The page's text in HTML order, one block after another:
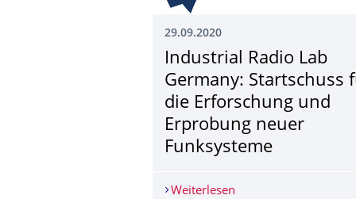
29.09.2020
Industrial Radio Lab
Germany: Startschuss
die Erforschung und
Erprobung neuer
Funksysteme
Weiterlesen Industrial Radio Lab